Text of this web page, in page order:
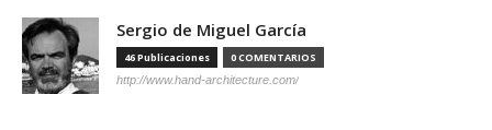
Sergio de Miguel García
46 Publicaciones 0 COMENTARIOS
http://www.hand-architecture.com/